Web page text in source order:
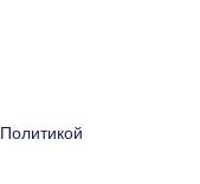
Политикой